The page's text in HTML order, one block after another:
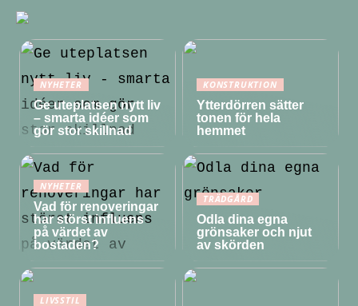
NYHETER
Ge uteplatsen nytt liv
– smarta idéer som
gör stor skillnad
KONSTRUKTION
Ytterdörren sätter
tonen för hela
hemmet
NYHETER
Vad för renoveringar
har störst influens
på värdet av
bostaden?
TRÄDGÅRD
Odla dina egna
grönsaker och njut
av skörden
LIVSSTIL